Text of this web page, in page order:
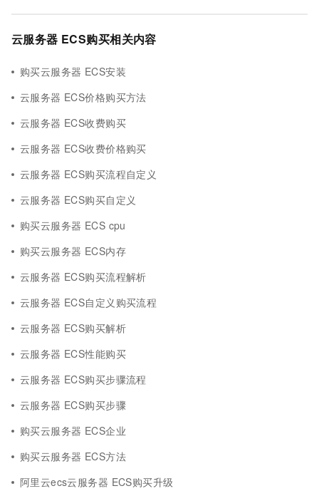
云服务器 ECS购买相关内容
购买云服务器 ECS安装
云服务器 ECS价格购买方法
云服务器 ECS收费购买
云服务器 ECS收费价格购买
云服务器 ECS购买流程自定义
云服务器 ECS购买自定义
购买云服务器 ECS cpu
购买云服务器 ECS内存
云服务器 ECS购买流程解析
云服务器 ECS自定义购买流程
云服务器 ECS购买解析
云服务器 ECS性能购买
云服务器 ECS购买步骤流程
云服务器 ECS购买步骤
购买云服务器 ECS企业
购买云服务器 ECS方法
阿里云ecs云服务器 ECS购买升级